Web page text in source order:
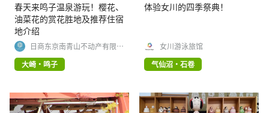
春天来鸣子温泉游玩！樱花、
油菜花的赏花胜地及推荐住宿
地介绍
日商东京南青山不动产有限公
司
大崎・鸣子
体验女川的四季祭典！
女川游泳旅馆
气仙沼・石卷